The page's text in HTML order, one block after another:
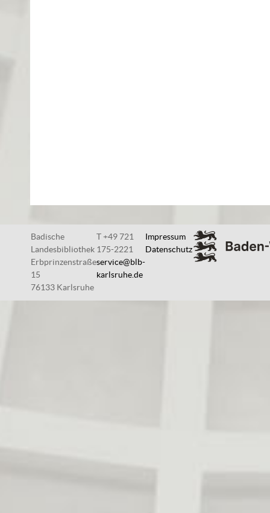
Badische
Landesbibliothek
Erbprinzenstraße
15
76133 Karlsruhe
T +49 721
175-2221
service@blb-
karlsruhe.de
Impressum
Datenschutz